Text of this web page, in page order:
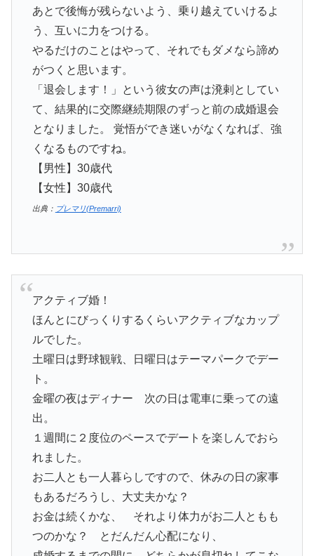
あとで後悔が残らないよう、乗り越えていけるよ
う、互いに力をつける。
やるだけのことはやって、それでもダメなら諦め
がつくと思います。
「退会します！」という彼女の声は溌剌としてい
て、結果的に交際継続期限のずっと前の成婚退会
となりました。 覚悟ができ迷いがなくなれば、強
くなるものですね。
【男性】30歳代
【女性】30歳代
出典： プレマリ(Premarri)
アクティブ婚！
ほんとにびっくりするくらいアクティブなカップ
ルでした。
土曜日は野球観戦、日曜日はテーマパークでデー
ト。
金曜の夜はディナー 次の日は電車に乗っての遠
出。
１週間に２度位のペースでデートを楽しんでおら
れました。
お二人とも一人暮らしですので、休みの日の家事
もあるだろうし、大丈夫かな？
お金は続くかな、 それより体力がお二人ともも
つのかな？ とだんだん心配になり、